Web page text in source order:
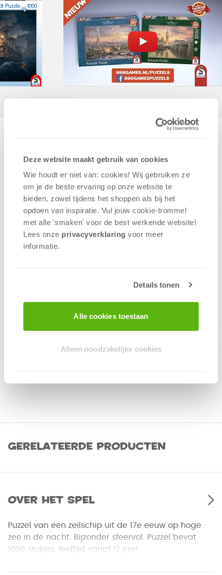
Deze website maakt gebruik van cookies
Wie houdt er niet van: cookies! Wij gebruiken ze
om je de beste ervaring op onze website te
bieden, zowel tijdens het shoppen als bij het
opdoen van inspiratie. Vul jouw cookie-trommel
met alle 'smaken' voor de best werkende website​!
Lees onze privacyverklaring voor meer
informatie.
Details tonen
Alle cookies toestaan
Alleen noodzakelijke cookies
UIT HET ASSORTIMENT
Puzzel van een zeilschip uit de 17e eeuw op hoge zee in de
nacht. Bijzonder sfeervol. Puzzel bevat 1000 stukjes, leeftijd
Gerelateerde producten
Over het spel
Puzzel van een zeilschip uit de 17e eeuw op hoge
zee in de nacht. Bijzonder sfeervol. Puzzel bevat
1000 stukjes, leeftijd vanaf 12 jaar.